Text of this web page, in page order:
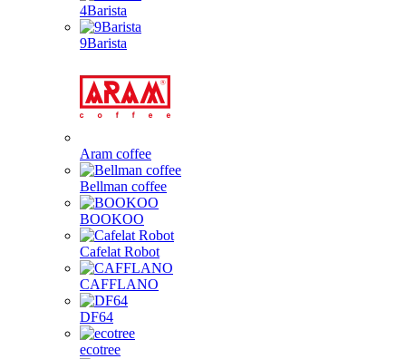
4Barista
9Barista
Aram coffee
Bellman coffee
BOOKOO
Cafelat Robot
CAFFLANO
DF64
ecotree